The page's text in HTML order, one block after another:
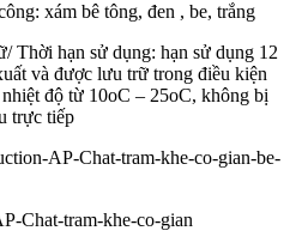
xám bê tông, đen , be, trắng
hạn sử dụng: hạn sử dụng 12
và được lưu trữ trong điều kiện
độ từ 10oC – 25oC, không bị
trực tiếp
AP-Chat-tram-khe-co-gian-be-
tram-khe-co-gian